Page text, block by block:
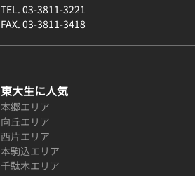
TEL. 03-3811-3221
FAX. 03-3811-3418
東大生に人気
本郷エリア
向丘エリア
西片エリア
本駒込エリア
千駄木エリア